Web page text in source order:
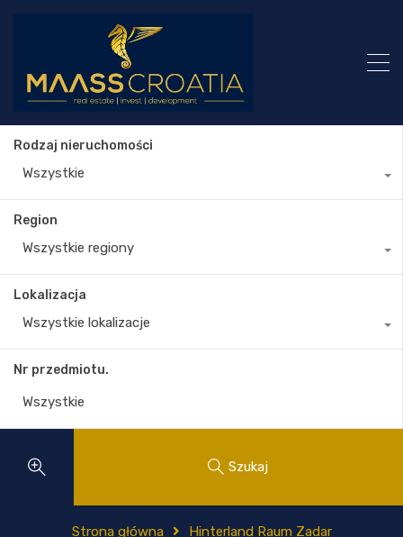
Rodzaj nieruchomości
Wszystkie
Region
Wszystkie regiony
Lokalizacja
Wszystkie lokalizacje
Nr przedmiotu.
Szukaj
Strona główna Hinterland Raum Zadar